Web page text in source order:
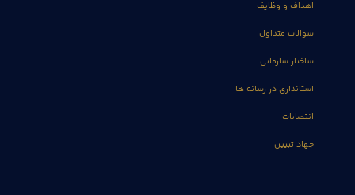
اهداف و وظایف
سوالات متداول
ساختار سازمانی
استانداری در رسانه ها
انتصابات
جهاد تبیین